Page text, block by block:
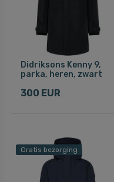
Didriksons Kenny 9,
parka, heren, zwart
300 EUR
Gratis bezorging